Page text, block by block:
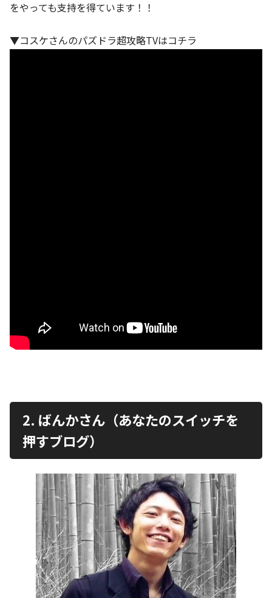
をやっても支持を得ています！！
▼コスケさんのパズドラ超攻略TVはコチラ
2. ばんかさん（あなたのスイッチを
押すブログ）